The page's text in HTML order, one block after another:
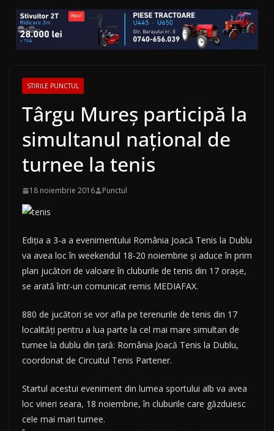
STIRILE PUNCTUL
Târgu Mureş participă la
simultanul naţional de
turnee la tenis
18 noiembrie 2016 Punctul
Ediţia a 3-a a evenimentului România Joacă Tenis la Dublu
va avea loc în weekendul 18-20 noiembrie şi aduce în prim
plan jucători de valoare în cluburile de tenis din 17 oraşe,
se arată într-un comunicat remis MEDIAFAX.
880 de jucători se vor afla pe terenurile de tenis din 17
localităţi pentru a lua parte la cel mai mare simultan de
turnee la dublu din ţară: România Joacă Tenis la Dublu,
coordonat de Circuitul Tenis Partener.
Startul acestui eveniment din lumea sportului alb va avea
loc vineri seara, 18 noiembrie, în cluburile care găzduiesc
cele mai mari turnee.